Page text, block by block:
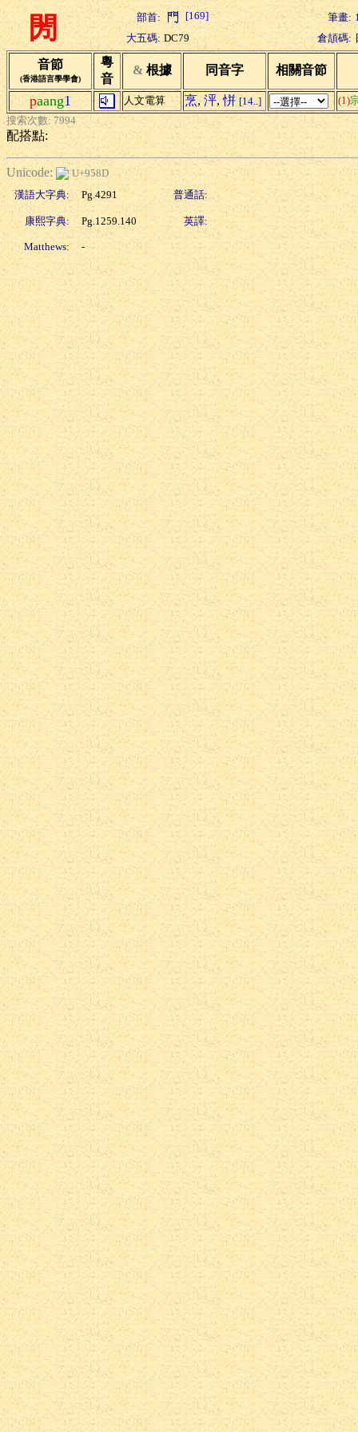
閍 部首: [169] 筆畫:
大五碼: DC79 倉頡碼:
音節
(香港語言學學會)
粵
音
& 根據 同音字 相關音節
paang1 人文電算 烹, 泙,恲 [14..] (1)
搜索次數: 7994
配搭點:
Unicode:
U+958D
漢語大字典:
Pg.4291 普通話:
康熙字典: Pg.1259.140 英譯:
Matthews: -